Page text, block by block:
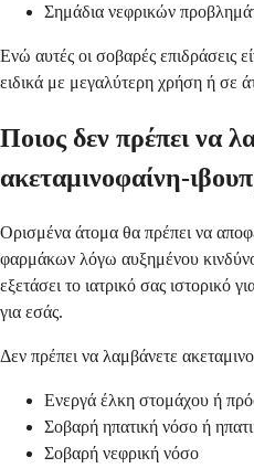
Σημάδια νεφρικών
Ενώ αυτές οι σοβαρές επιδράσεις
ειδικά με μεγαλύτερη χρήση ή σε
Ποιος δεν πρέπει να
ακεταμινοφαίνη-
Ορισμένα άτομα θα πρέπει να
φαρμάκων λόγω αυξημένου
εξετάσει το ιατρικό σας ιστορικό
για εσάς.
Δεν πρέπει να λαμβάνετε
Ενεργά έλκη στομάχου ή
Σοβαρή ηπατική νόσο ή
Σοβαρή νεφρική νόσο